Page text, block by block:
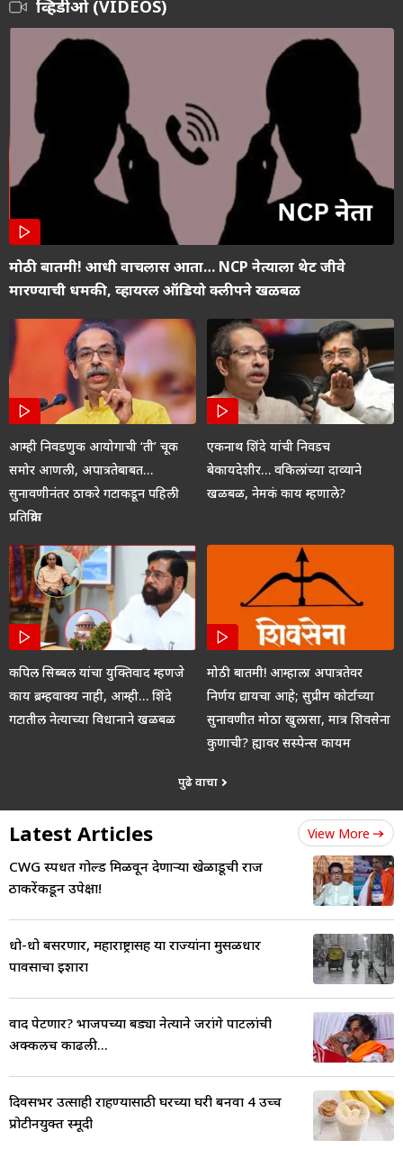
व्हिडीओ (VIDEOS)
मोठी बातमी! आधी वाचलास आता… NCP नेत्याला थेट जीवे
मारण्याची धमकी, व्हायरल ऑडियो क्लीपने खळबळ
आम्ही निवडणुक आयोगाची ‘ती’ चूक
समोर आणली, अपात्रतेबाबत…
सुनावणीनंतर ठाकरे गटाकडून पहिली
प्रतिक्रिया
एकनाथ शिंदे यांची निवडच
बेकायदेशीर… वकिलांच्या दाव्याने
खळबळ, नेमकं काय म्हणाले?
कपिल सिब्बल यांचा युक्तिवाद म्हणजे
काय ब्रम्हवाक्य नाही, आम्ही… शिंदे
गटातील नेत्याच्या विधानाने खळबळ
मोठी बातमी! आम्हाला अपात्रतेवर
निर्णय द्यायचा आहे; सुप्रीम कोर्टाच्या
सुनावणीत मोठा खुलासा, मात्र शिवसेना
कुणाची? ह्यावर सस्पेन्स कायम
पुढे वाचा
Latest Articles View More
CWG स्पर्धेत गोल्ड मिळवून देणाऱ्या खेळाडूची राज
ठाकरेंकडून उपेक्षा!
धो-धो बसरणार, महाराष्ट्रासह या राज्यांना मुसळधार
पावसाचा इशारा
वाद पेटणार? भाजपच्या बड्या नेत्याने जरांगे पाटलांची
अक्कलच काढली...
दिवसभर उत्साही राहण्यासाठी घरच्या घरी बनवा 4 उच्च
प्रोटीनयुक्त स्मूदी